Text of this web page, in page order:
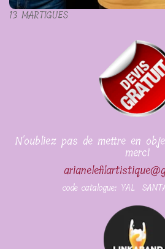
13 MARTIGUES
N'oubliez pas de mettre en
merci
code catalogue: YAL